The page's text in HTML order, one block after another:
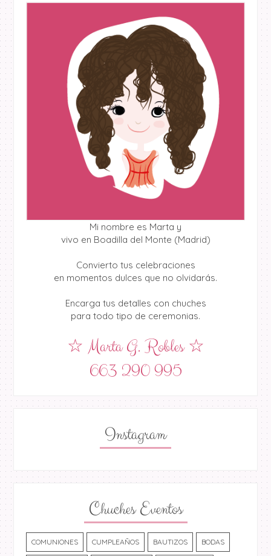
Mi nombre es Marta y
vivo en Boadilla del Monte (Madrid)
Convierto tus celebraciones
en momentos dulces que no olvidarás.
Encarga tus detalles con chuches
para todo tipo de ceremonias.
☆ Marta G. Robles ☆
663 290 995
Instagram
Chuches Eventos
COMUNIONES CUMPLEAÑOS BAUTIZOS BODAS